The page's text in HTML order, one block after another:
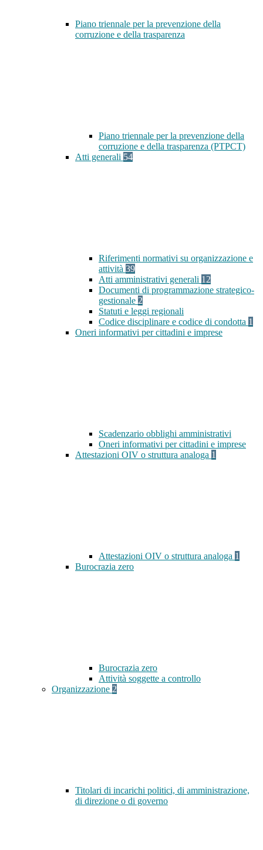
Piano triennale per la prevenzione della
corruzione e della trasparenza
Piano triennale per la prevenzione della
corruzione e della trasparenza (PTPCT)
Atti generali 54
Riferimenti normativi su organizzazione e
attività 39
Atti amministrativi generali 12
Documenti di programmazione strategico-
gestionale 2
Statuti e leggi regionali
Codice disciplinare e codice di condotta 1
Oneri informativi per cittadini e imprese
Scadenzario obblighi amministrativi
Oneri informativi per cittadini e imprese
Attestazioni OIV o struttura analoga 1
Attestazioni OIV o struttura analoga 1
Burocrazia zero
Burocrazia zero
Attività soggette a controllo
Organizzazione 2
Titolari di incarichi politici, di amministrazione,
di direzione o di governo